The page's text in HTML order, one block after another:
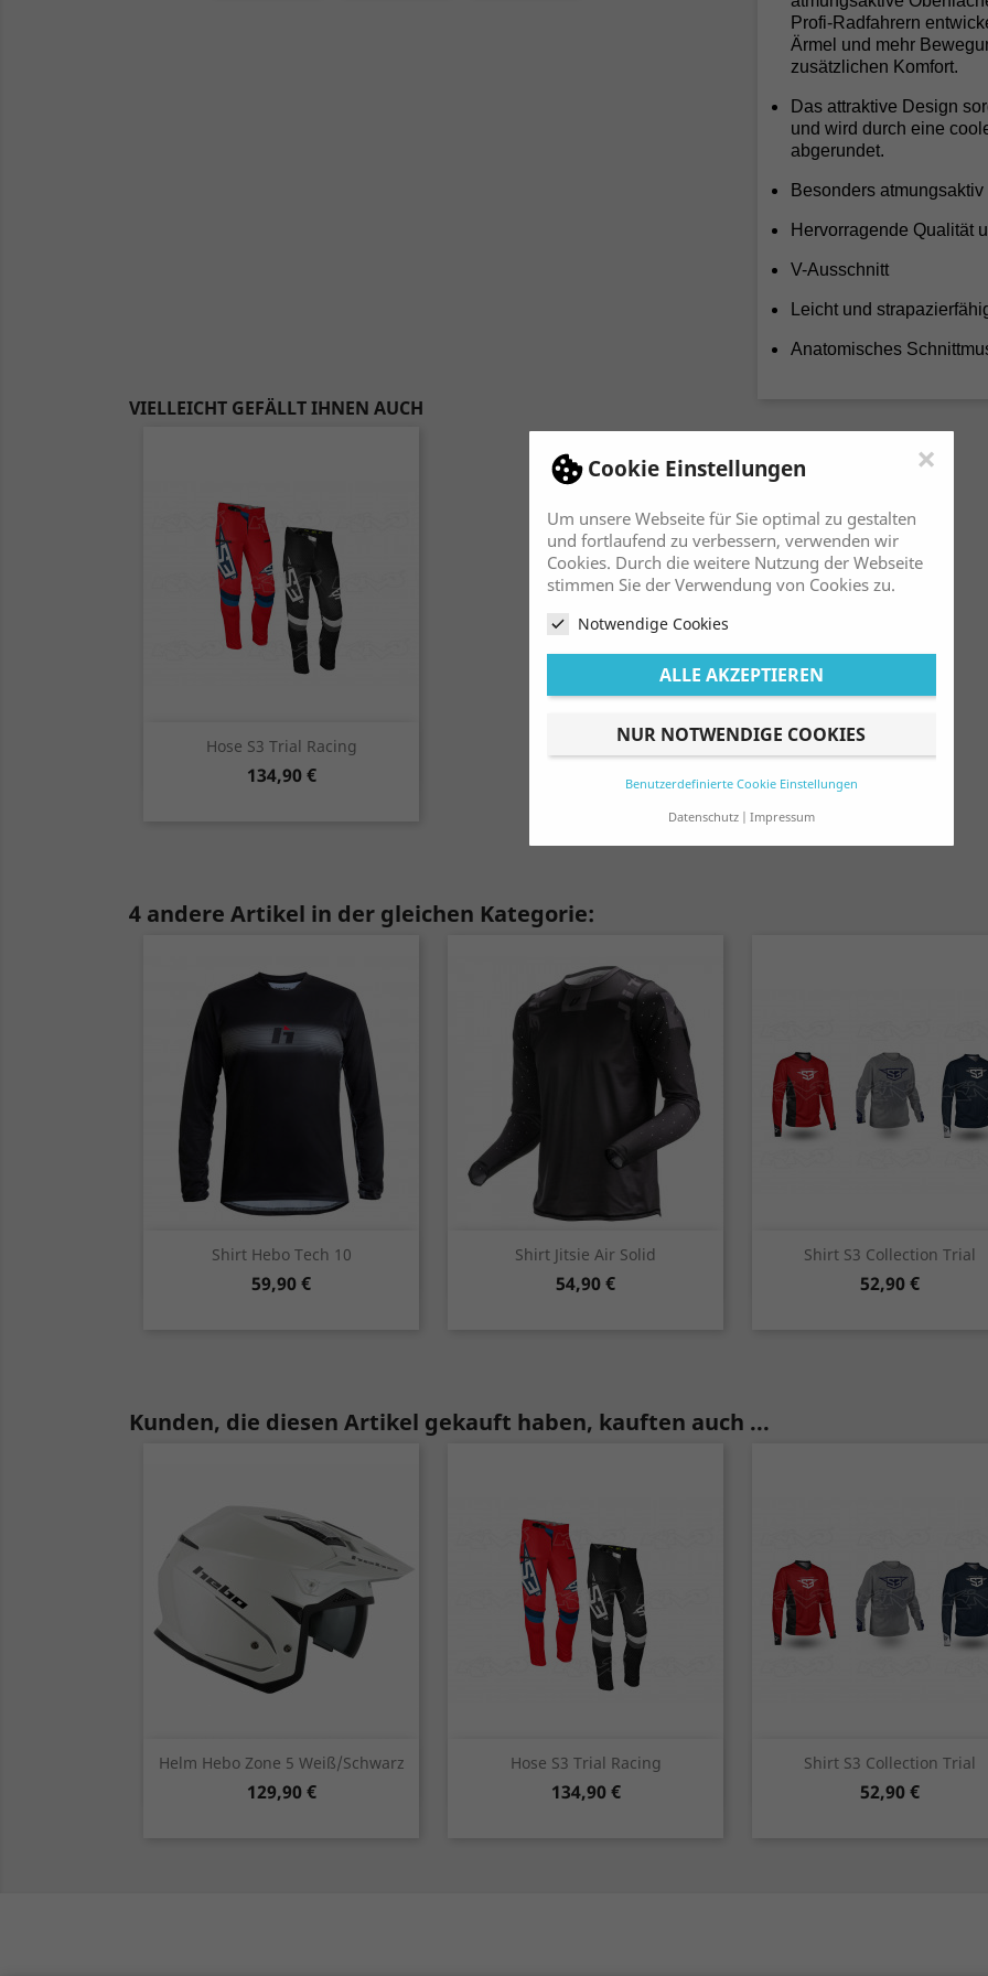
Cookie Einstellungen
Um unsere Webseite für Sie optimal zu gestalten
und fortlaufend zu verbessern, verwenden wir
Cookies. Durch die weitere Nutzung der Webseite
stimmen Sie der Verwendung von Cookies zu.
Notwendige Cookies
ALLE AKZEPTIEREN
NUR NOTWENDIGE COOKIES
Benutzerdefinierte Cookie Einstellungen
Datenschutz
Impressum
×
Profi-Radfahrern
Ärmel und mehr
zusätzlichen Komfort.
Das attraktive Design
und wird durch eine
abgerundet.
Besonders atmungsaktiv
Hervorragende Qualität
V-Ausschnitt
Leicht und
Anatomisches
VIELLEICHT GEFÄLLT IHNEN AUCH
Hose S3 Trial Racing
Preis
134,90 €
Vorschau
rot schwarz
4 andere Artikel in der gleichen Kategorie:
Shirt Hebo Tech 10
Preis
59,90 €
 Vorschau
rot
schwarz
Shirt Jitsie Air Solid
Preis
54,90 €
Vorschau
rot
schwarz
Shirt S3 Collection Trial
Preis
52,90 €
 Vorschau
rot blau
Kunden, die diesen Artikel gekauft haben, kauften auch ...
Helm Hebo Zone 5 Weiß/schwarz
Preis
129,90 €
Vorschau
schwarz
weiß
Hose S3 Trial Racing
Preis
134,90 €
Vorschau
rot schwarz
Shirt S3 Collection Trial
Preis
52,90 €
 Vorschau
rot blau